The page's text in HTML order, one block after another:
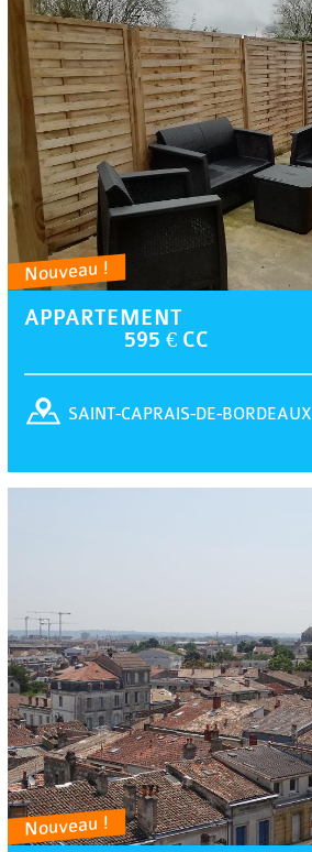
Nouveau !
APPARTEMENT
595 € CC
SAINT-CAPRAIS-DE-BORDEAUX
Nouveau !